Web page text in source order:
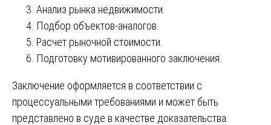
Анализ рынка недвижимости.
Подбор объектов-аналогов.
Расчет рыночной стоимости.
Подготовку мотивированного заключения.
Заключение оформляется в соответствии с
процессуальными требованиями и может быть
представлено в суде в качестве доказательства.